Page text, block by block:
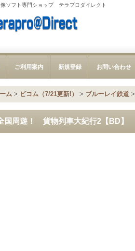
像ソフト専門ショップ テラプロダイレクト
ご利用案内 新規登録 お問い合わせ
ム > ビコム（7/21更新!） > ブルーレイ鉄道 >
国周遊！ 貨物列車大紀行2【BD】